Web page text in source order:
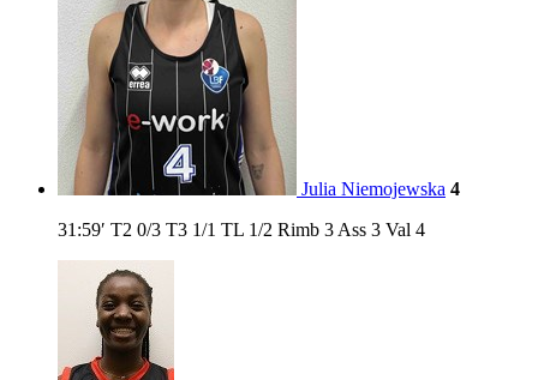
Julia Niemojewska 4
31:59′ T2 0/3 T3 1/1 TL 1/2 Rimb 3 Ass 3 Val 4